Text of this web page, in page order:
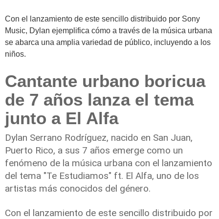
Con el lanzamiento de este sencillo distribuido por Sony
Music, Dylan ejemplifica cómo a través de la música urbana
se abarca una amplia variedad de público, incluyendo a los
niños.
Cantante urbano boricua
de 7 años lanza el tema
junto a El Alfa
Dylan Serrano Rodríguez, nacido en San Juan,
Puerto Rico, a sus 7 años emerge como un
fenómeno de la música urbana con el lanzamiento
del tema "Te Estudiamos" ft. El Alfa, uno de los
artistas más conocidos del género.
Con el lanzamiento de este sencillo distribuido por